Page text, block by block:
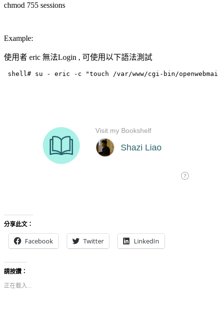
chmod 755 sessions
Example:
使用者 eric 無法Login , 可使用以下語法測試
shell# su - eric -c "touch /var/www/cgi-bin/
分享此文：
Facebook Twitter LinkedIn
請按讚：
正在載入...